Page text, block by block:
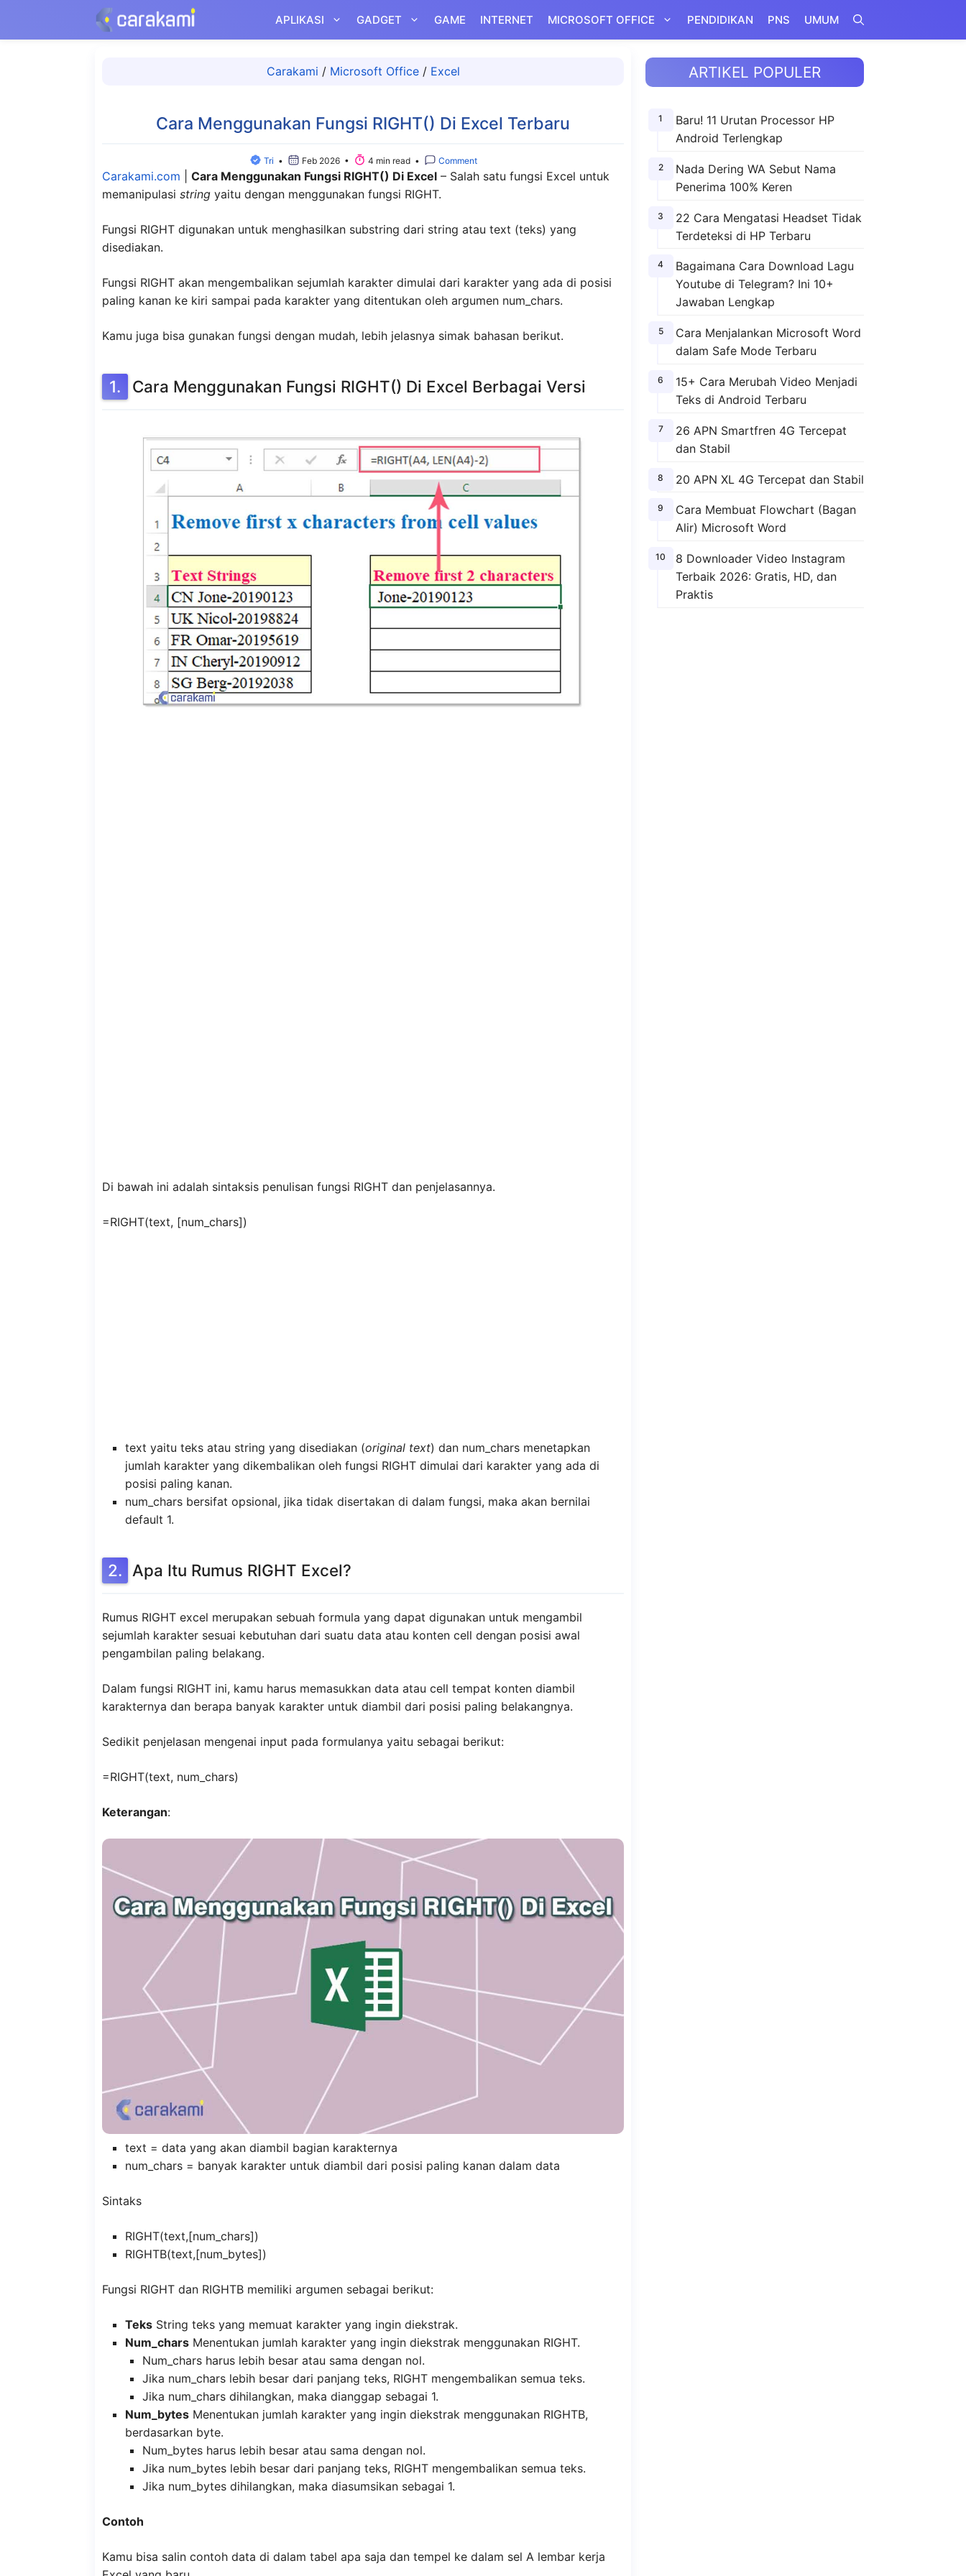
isi
APLIKASI GADGET GAME INTERNET MICROSOFT OFFICE PENDIDIKAN PNS UMUM
Carakami / Microsoft Office/ Excel
Cara Menggunakan Fungsi RIGHT() Di Excel Terbaru
Tri • Feb 2026 • 4 min read • Comment
Carakami.com Cara Menggunakan Fungsi RIGHT() Di Excel – Salah satu fungsi Excel untuk
memanipulasi string yaitu dengan menggunakan fungsi RIGHT.
Fungsi RIGHT digunakan untuk menghasilkan substring dari string atau text (teks) yang
disediakan.
Fungsi RIGHT akan mengembalikan sejumlah karakter dimulai dari karakter yang ada di posisi
paling kanan ke kiri sampai pada karakter yang ditentukan oleh argumen num_chars.
Kamu juga bisa gunakan fungsi dengan mudah, lebih jelasnya simak bahasan berikut.
Cara Menggunakan Fungsi RIGHT() Di Excel Berbagai Versi
Di bawah ini adalah sintaksis penulisan fungsi RIGHT dan penjelasannya.
=RIGHT(text, [num_chars])
text yaitu teks atau string yang disediakan (original text) dan num_chars menetapkan
jumlah karakter yang dikembalikan oleh fungsi RIGHT dimulai dari karakter yang ada di
posisi paling kanan.
num_chars bersifat opsional, jika tidak disertakan di dalam fungsi, maka akan bernilai
default 1.
Apa Itu Rumus RIGHT Excel?
Rumus RIGHT excel merupakan sebuah formula yang dapat digunakan untuk mengambil
sejumlah karakter sesuai kebutuhan dari suatu data atau konten cell dengan posisi awal
pengambilan paling belakang.
Dalam fungsi RIGHT ini, kamu harus memasukkan data atau cell tempat konten diambil
karakternya dan berapa banyak karakter untuk diambil dari posisi paling belakangnya.
Sedikit penjelasan mengenai input pada formulanya yaitu sebagai berikut:
=RIGHT(text, num_chars)
Keterangan:
text = data yang akan diambil bagian karakternya
num_chars = banyak karakter untuk diambil dari posisi paling kanan dalam data
Sintaks
RIGHT(text,[num_chars])
RIGHTB(text,[num_bytes])
Fungsi RIGHT dan RIGHTB memiliki argumen sebagai berikut:
Teks String teks yang memuat karakter yang ingin diekstrak.
Num_chars Menentukan jumlah karakter yang ingin diekstrak menggunakan RIGHT.
Num_chars harus lebih besar atau sama dengan nol.
Jika num_chars lebih besar dari panjang teks, RIGHT mengembalikan semua teks.
Jika num_chars dihilangkan, maka dianggap sebagai 1.
Num_bytes Menentukan jumlah karakter yang ingin diekstrak menggunakan RIGHTB,
berdasarkan byte.
Num_bytes harus lebih besar atau sama dengan nol.
Jika num_bytes lebih besar dari panjang teks, RIGHT mengembalikan semua teks.
Jika num_bytes dihilangkan, maka diasumsikan sebagai 1.
Contoh
Kamu bisa salin contoh data di dalam tabel apa saja dan tempel ke dalam sel A lembar kerja
ARTIKEL POPULER
Baru! 11 Urutan Processor HP
Android Terlengkap
Nada Dering WA Sebut Nama
Penerima 100% Keren
22 Cara Mengatasi Headset Tidak
Terdeteksi di HP Terbaru
Bagaimana Cara Download Lagu
Youtube di Telegram? Ini 10+
Jawaban Lengkap
Cara Menjalankan Microsoft Word
dalam Safe Mode Terbaru
15+ Cara Merubah Video Menjadi
Teks di Android Terbaru
26 APN Smartfren 4G Tercepat
dan Stabil
20 APN XL 4G Tercepat dan Stabil
Cara Membuat Flowchart (Bagan
Alir) Microsoft Word
8 Downloader Video Instagram
Terbaik 2026: Gratis, HD, dan
Praktis